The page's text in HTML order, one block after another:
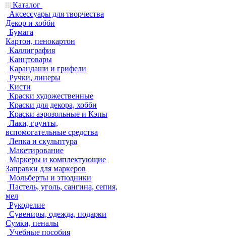
Каталог
Аксессуары для творчества
Декор и хобби
Бумага
Картон, пенокартон
Каллиграфия
Канцтовары
Карандаши и грифели
Ручки, линеры
Кисти
Краски художественные
Краски для декора, хобби
Краски аэрозольные и Кэпы
Лаки, грунты,
вспомогательные средства
Лепка и скульптура
Макетирование
Маркеры и комплектующие
Заправки для маркеров
Мольберты и этюдники
Пастель, уголь, сангина, сепия,
мел
Рукоделие
Сувениры, одежда, подарки
Сумки, пеналы
Учебные пособия